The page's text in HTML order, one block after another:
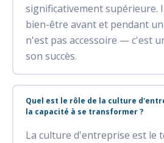
significativement supérieure.
bien-être avant et pendant
n'est pas accessoire — c'est
son succès.
Quel est le rôle de la culture
la capacité à se transformer ?
La culture d'entreprise est le